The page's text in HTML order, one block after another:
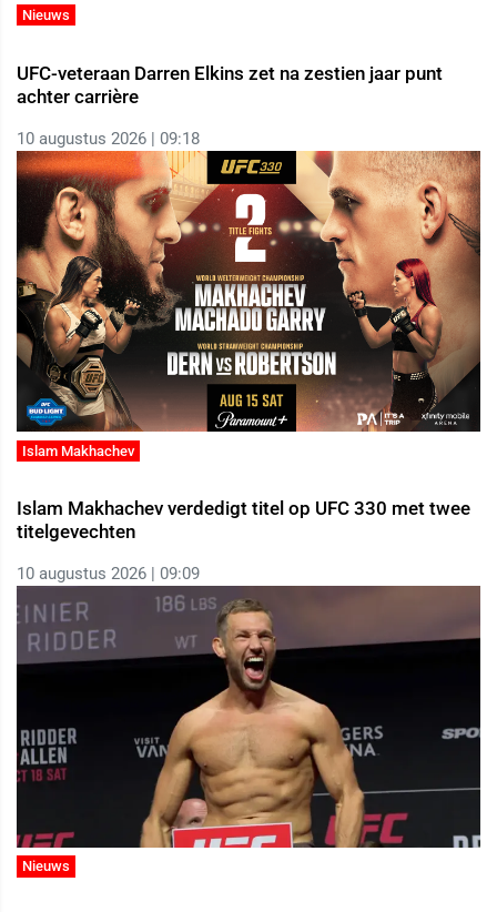
Nieuws
UFC-veteraan Darren Elkins zet na zestien jaar punt
achter carrière
10 augustus 2026 | 09:18
Islam Makhachev
Islam Makhachev verdedigt titel op UFC 330 met twee
titelgevechten
10 augustus 2026 | 09:09
Nieuws